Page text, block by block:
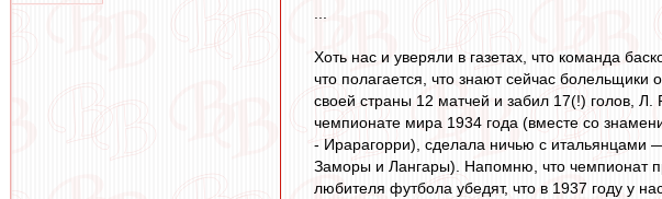
Хоть нас и уверяли в газетах, что команда
что полагается, что знают сейчас
своей страны 12 матчей и забил 17(!) голов,
чемпионате мира 1934 года (вместе со
- Ирарагорри), сделала ничью с итальянцами
Заморы и Лангары). Напомню, что чемпионат
любителя футбола убедят, что в 1937 году у